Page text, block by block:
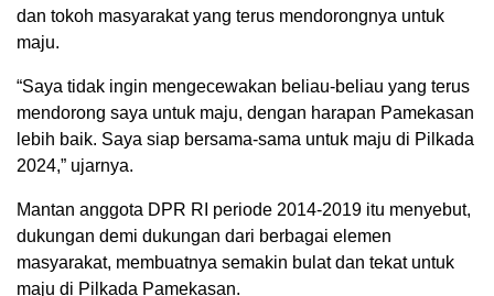
dan tokoh masyarakat yang terus mendorongnya untuk
maju.
“Saya tidak ingin mengecewakan beliau-beliau yang terus
mendorong saya untuk maju, dengan harapan Pamekasan
lebih baik. Saya siap bersama-sama untuk maju di Pilkada
2024,” ujarnya.
Mantan anggota DPR RI periode 2014-2019 itu menyebut,
dukungan demi dukungan dari berbagai elemen
masyarakat, membuatnya semakin bulat dan tekat untuk
maju di Pilkada Pamekasan.